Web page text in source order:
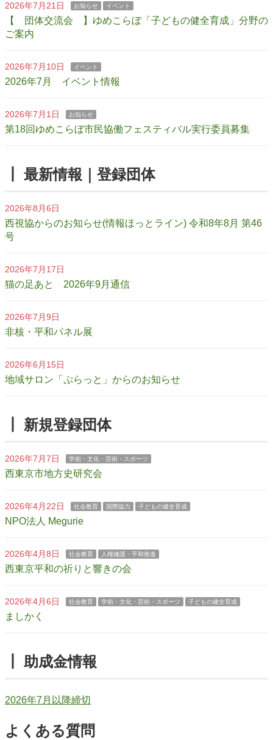
2026年7月21日 お知らせ イベント
【 団体交流会 】ゆめこらぼ「子どもの健全育成」分野の
ご案内
2026年7月10日 イベント
2026年7月 イベント情報
2026年7月1日 お知らせ
第18回ゆめこらぼ市民協働フェスティバル実行委員募集
┃ 最新情報｜登録団体
2026年8月6日
西視協からのお知らせ(情報ほっとライン) 令和8年8月 第46
号
2026年7月17日
猫の足あと 2026年9月通信
2026年7月9日
非核・平和パネル展
2026年6月15日
地域サロン「ぷらっと」からのお知らせ
┃ 新規登録団体
2026年7月7日 学術・文化・芸術・スポーツ
西東京市地方史研究会
2026年4月22日 社会教育 国際協力 子どもの健全育成
NPO法人 Megurie
2026年4月8日 社会教育 人権擁護・平和推進
西東京平和の祈りと響きの会
2026年4月6日 社会教育 学術・文化・芸術・スポーツ 子どもの健全育成
ましかく
┃ 助成金情報
2026年7月以降締切
よくある質問